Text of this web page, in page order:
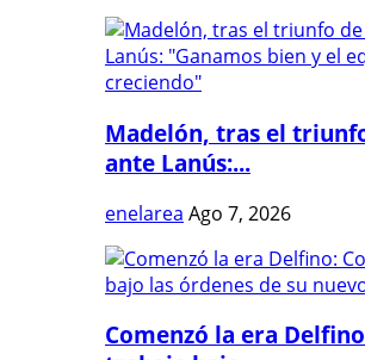
Madelón, tras el
ante Lanús:...
enelarea Ago 7, 2026
Comenzó la era